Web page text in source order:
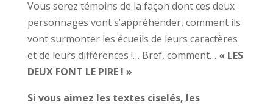
Vous serez témoins de la façon dont ces deux
personnages vont s’appréhender, comment ils
vont surmonter les écueils de leurs caractères
et de leurs différences !… Bref, comment… « LES
DEUX FONT LE PIRE ! »
Si vous aimez les textes ciselés, les